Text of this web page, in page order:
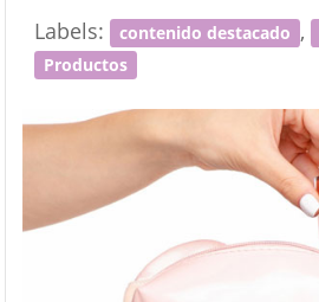
Labels: contenido destacado ,
Productos